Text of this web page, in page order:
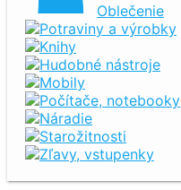
Oblečenie
Potraviny a výrobky
Knihy
Hudobné nástroje
Mobily
Počítače, notebooky
Náradie
Starožitnosti
Zľavy, vstupenky